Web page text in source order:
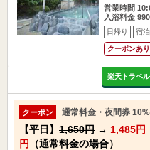
営業時間
入浴料金
日帰り 宿泊
クーポンあり
楽天トラベ
クーポン 通常料金・夜間券
【平日】 1,650円 → 1,485円
円
（通常料金の場合）